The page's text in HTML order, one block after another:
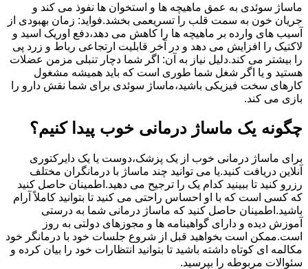
ماساژ سوئدی به عمق ماهیچه ها و استخوان ها نفوذ می کند و
جریان خون به سمت قلب را تسریعمی بخشد.فواید: زمان بهبودی از
آسیب های وارده بر ماهیچه ها را کاهش می دهد،دفع اوریک اسید و
لاکتیک را افزایش می دهد و در آخر قابلیت ارتجاعی رباط و زرد پی
را بیشتر می کند.دلیل نیاز به آن: اگر شما دچار تنبلی مزمن عضلات
هستید و یا اگر شغل شما طوری است که باید همیشه مشغول
کارهای سخت فیزیکی باشید،ماساژ سوئدی برای شما نقش دارو را
بازی می کند.
چگونه یک ماساژ درمانی خوب پیدا کنیم؟
برای ماساژ درمانی خوب از یک پزشک،دوست یا یک دایرکتوری
آنلاین دریافت کنید.یا می توانید چند ماساژ با درمانگران مختلف
رزرو کنید تا ببینید کدام یک را ترجیح می دهید.اطمینان حاصل کنید
که کسی است که با او احساس راحتی می کنید تا بتوانید کاملاً آرام
باشید.اطمینان حاصل کنید که ماساژ درمانی شما به درستی
آموزش دیده و دارای گواهینامه ها و مجوزهای دولتی به روز
است.ممکن است بخواهید قبل از شروع جلسات خود با درمانگر خود
مکالمه ای کوتاه داشته باشید تا بتوانید انتظارات خود را بیان کرده و
سئوالات مربوطه را بپرسید.